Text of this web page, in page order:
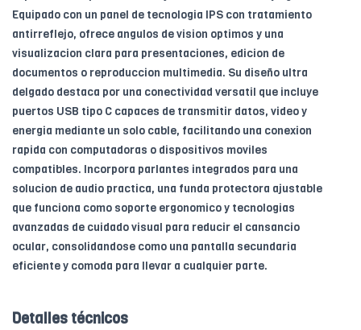
Equipado con un panel de tecnologia IPS con tratamiento
antirreflejo, ofrece angulos de vision optimos y una
visualizacion clara para presentaciones, edicion de
documentos o reproduccion multimedia. Su diseño ultra
delgado destaca por una conectividad versatil que incluye
puertos USB tipo C capaces de transmitir datos, video y
energia mediante un solo cable, facilitando una conexion
rapida con computadoras o dispositivos moviles
compatibles. Incorpora parlantes integrados para una
solucion de audio practica, una funda protectora ajustable
que funciona como soporte ergonomico y tecnologias
avanzadas de cuidado visual para reducir el cansancio
ocular, consolidandose como una pantalla secundaria
eficiente y comoda para llevar a cualquier parte.
Detalles técnicos